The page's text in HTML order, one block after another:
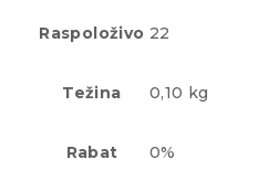
Raspoloživo 22
Težina 0,10 kg
Rabat 0%